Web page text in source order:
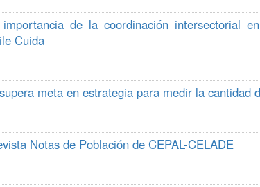
de la coordinación intersectorial
Cuida
meta en estrategia para medir la cantidad
Notas de Población de CEPAL-CELADE